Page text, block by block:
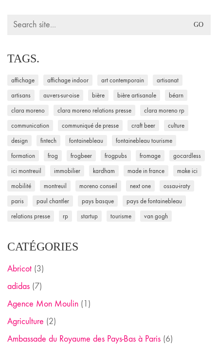
Search
TAGS.
affichage affichage indoor art contemporain artisanat
artisans auvers-sur-oise bière bière artisanale béarn
clara moreno clara moreno relations presse clara moreno rp
communication communiqué de presse craft beer culture
design fintech fontainebleau fontainebleau tourisme
formation frog frogbeer frogpubs fromage gocardless
ici montreuil immobilier kardham made in france make ici
mobilité montreuil moreno conseil next one ossau-iraty
paris paul chantler pays basque pays de fontainebleau
relations presse rp startup tourisme van gogh
CATÉGORIES
Abricot (3)
adidas (7)
Agence Mon Moulin (1)
Agriculture (2)
Ambassade du Royaume des Pays-Bas à Paris (6)